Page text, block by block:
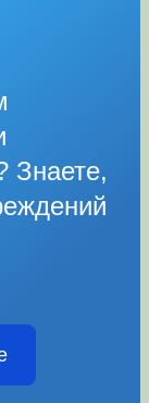
Знаете,